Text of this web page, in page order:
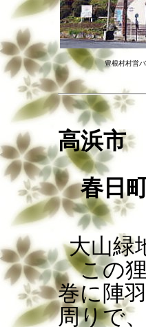
豊根村村営
高浜市
春日町
大山緑
この
巻に陣
周りで